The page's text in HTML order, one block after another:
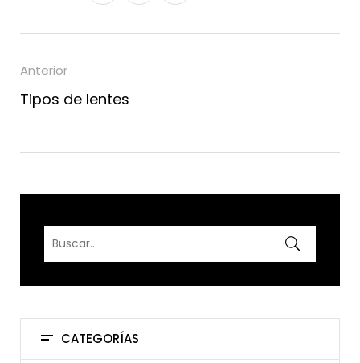
CATEGORÍAS
Anterior
Tipos de lentes